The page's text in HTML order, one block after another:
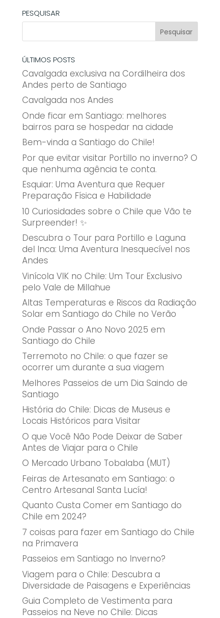
PESQUISAR
ÚLTIMOS POSTS
Cavalgada exclusiva na Cordilheira dos
Andes perto de Santiago
Cavalgada nos Andes
Onde ficar em Santiago: melhores
bairros para se hospedar na cidade
Bem-vinda a Santiago do Chile!
Por que evitar visitar Portillo no inverno? O
que nenhuma agência te conta.
Esquiar: Uma Aventura que Requer
Preparação Física e Habilidade
10 Curiosidades sobre o Chile que Vão te
Surpreender! ✨
Descubra o Tour para Portillo e Laguna
del Inca: Uma Aventura Inesquecível nos
Andes
Vinícola VIK no Chile: Um Tour Exclusivo
pelo Vale de Millahue
Altas Temperaturas e Riscos da Radiação
Solar em Santiago do Chile no Verão
Onde Passar o Ano Novo 2025 em
Santiago do Chile
Terremoto no Chile: o que fazer se
ocorrer um durante a sua viagem
Melhores Passeios de um Dia Saindo de
Santiago
História do Chile: Dicas de Museus e
Locais Históricos para Visitar
O que Você Não Pode Deixar de Saber
Antes de Viajar para o Chile
O Mercado Urbano Tobalaba (MUT)
Feiras de Artesanato em Santiago: o
Centro Artesanal Santa Lucía!
Quanto Custa Comer em Santiago do
Chile em 2024?
7 coisas para fazer em Santiago do Chile
na Primavera
Passeios em Santiago no Inverno?
Viagem para o Chile: Descubra a
Diversidade de Paisagens e Experiências
Guia Completo de Vestimenta para
Passeios na Neve no Chile: Dicas